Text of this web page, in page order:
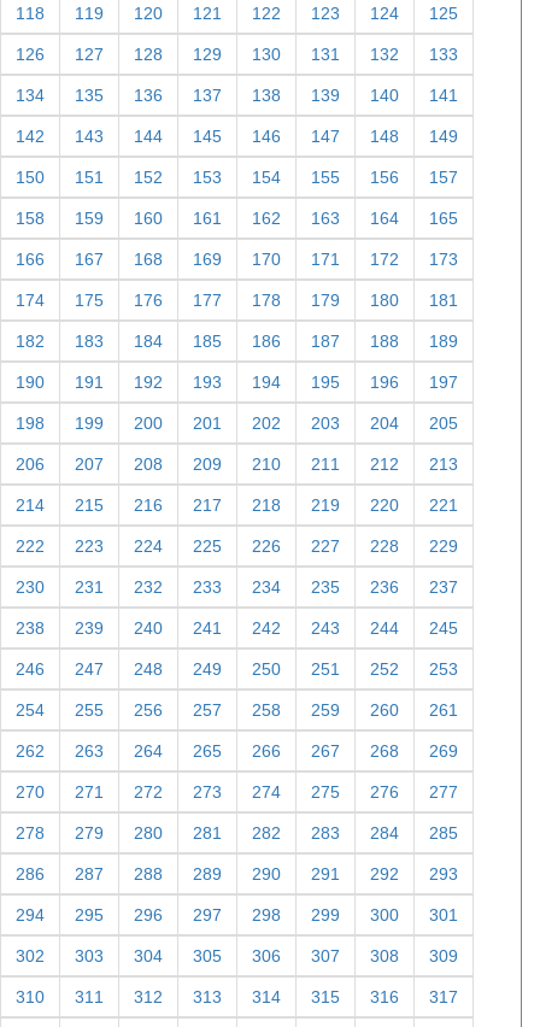
118 119 120 121 122 123 124 125
126 127 128 129 130 131 132 133
134 135 136 137 138 139 140 141
142 143 144 145 146 147 148 149
150 151 152 153 154 155 156 157
158 159 160 161 162 163 164 165
166 167 168 169 170 171 172 173
174 175 176 177 178 179 180 181
182 183 184 185 186 187 188 189
190 191 192 193 194 195 196 197
198 199 200 201 202 203 204 205
206 207 208 209 210 211 212 213
214 215 216 217 218 219 220 221
222 223 224 225 226 227 228 229
230 231 232 233 234 235 236 237
238 239 240 241 242 243 244 245
246 247 248 249 250 251 252 253
254 255 256 257 258 259 260 261
262 263 264 265 266 267 268 269
270 271 272 273 274 275 276 277
278 279 280 281 282 283 284 285
286 287 288 289 290 291 292 293
294 295 296 297 298 299 300 301
302 303 304 305 306 307 308 309
310 311 312 313 314 315 316 317